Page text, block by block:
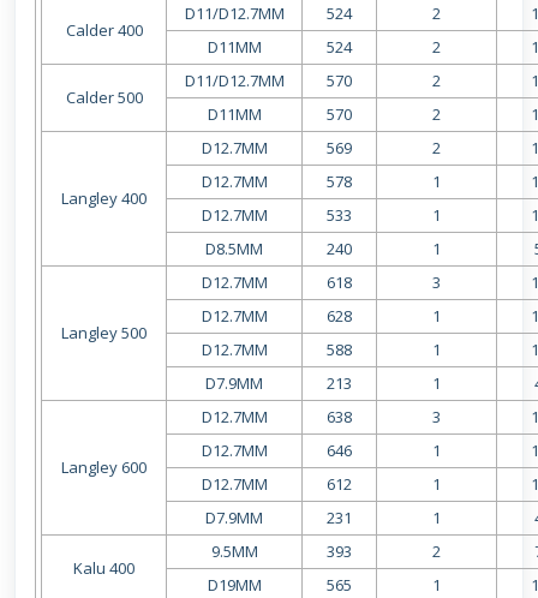
Calder 400
D11/D12.7MM 524 2
D11MM
524 2
Calder 500
D11/D12.7MM 570 2
D11MM
570 2
Langley 400
D12.7MM 569 2
D12.7MM
578 1
D12.7MM
533 1
D8.5MM
240 1
Langley 500
D12.7MM 618 3
D12.7MM
628 1
D12.7MM
588 1
D7.9MM
213 1
Langley 600
D12.7MM 638 3
D12.7MM
646 1
D12.7MM
612 1
D7.9MM
231 1
Kalu 400
9.5MM 393 2
D19MM
565 1